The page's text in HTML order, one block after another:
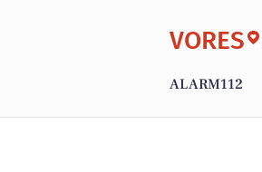
VORES
ALARM112